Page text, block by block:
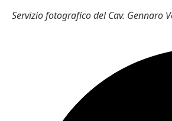
Servizio fotografico del Cav. Gennaro